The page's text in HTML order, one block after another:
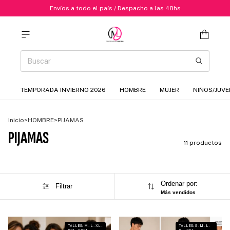
Envíos a todo el país / Despacho a las 48hs
TEMPORADA INVIERNO 2026 HOMBRE MUJER NIÑOS/
Inicio>HOMBRE>PIJAMAS
PIJAMAS 11 productos
Filtrar Ordenar por:
Más vendidos
1/ 3
TALLES: M - L - XL -
1 / 2
TALLES: S - M - L -